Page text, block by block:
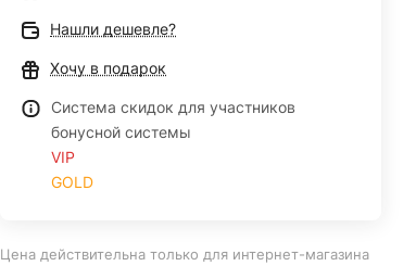
Нашли дешевле?
Хочу в подарок
Система скидок для участников
бонусной системы
VIP
GOLD
Цена действительна только для интернет-магазина